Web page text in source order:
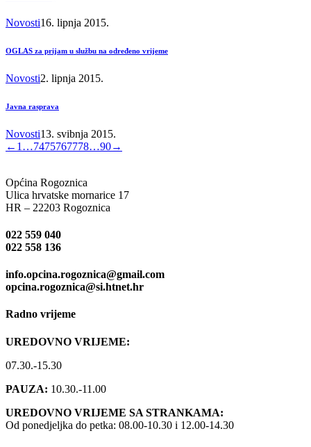
Novosti16. lipnja 2015.
OGLAS za prijam u službu na određeno vrijeme
Novosti2. lipnja 2015.
Javna rasprava
Novosti13. svibnja 2015.
← 1 …7475767778…90→
Općina Rogoznica
Ulica hrvatske mornarice 17
HR – 22203 Rogoznica
022 559 040
022 558 136
info.opcina.rogoznica@gmail.com
opcina.rogoznica@si.htnet.hr
Radno vrijeme
UREDOVNO VRIJEME:
07.30.-15.30
PAUZA: 10.30.-11.00
UREDOVNO VRIJEME SA STRANKAMA:
Od ponedjeljka do petka: 08.00-10.30 i 12.00-14.30